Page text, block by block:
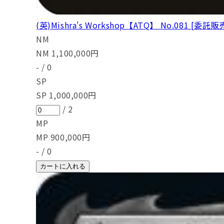
(英)Mishra's Workshop【ATQ】 No.081 [委託販
NM
NM 1,100,000円
- / 0
SP
SP 1,000,000円
/ 2
MP
MP 900,000円
- / 0
カートに入れる